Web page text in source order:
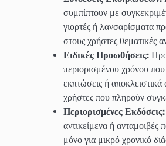
συμπίπτουν με
γιορτές ή λανσαρίσματα
στους χρήστες θεματικές
Ειδικές Προωθήσεις:
περιορισμένου χρόνου
εκπτώσεις ή αποκλειστικά
χρήστες που πληρούν
Περιορισμένες Εκδόσεις:
αντικείμενα ή ανταμοιβές
μόνο για μικρό χρονικό